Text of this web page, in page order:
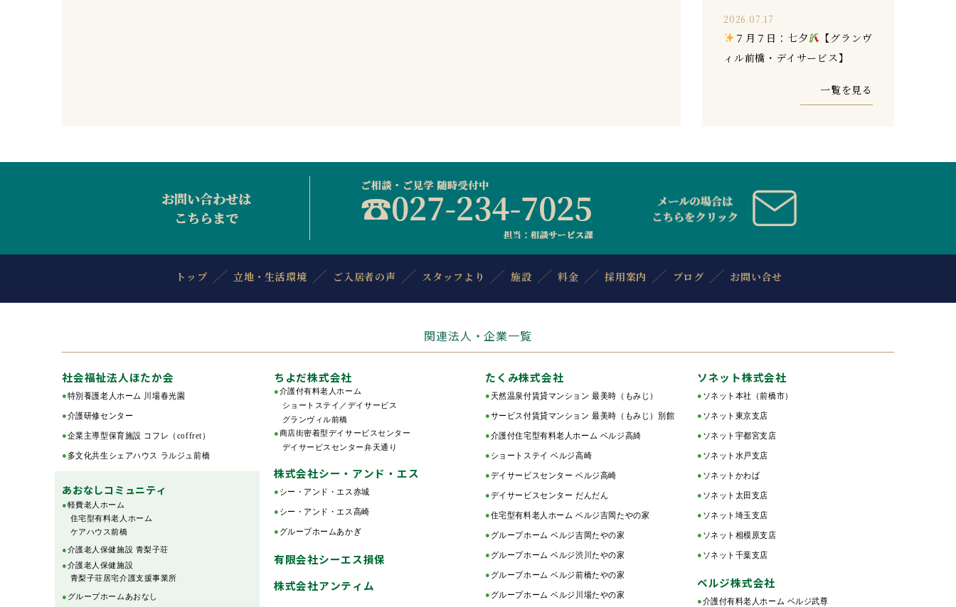
2026.07.17
７月７日：七夕
【グランヴ
ィル前橋・デイサービス】
一覧を見る
トップ 立地・生活環境 ご入居者の声 スタッフより 施設 料金 採用案内 ブログ お問い合せ
関連法人・企業一覧
社会福祉法人ほたか会
●特別養護老人ホーム 川場春光園
●介護研修センター
●企業主導型保育施設 コフレ（coffret）
● 多文化共生シェアハウス ラルジュ前橋
あおなしコミュニティ
●軽費老人ホーム
住宅型有料老人ホーム
ケアハウス前橋
●介護老人保健施設 青梨子荘
●介護老人保健施設
青梨子荘居宅介護支援事業所
● グループホームあおなし
ちよだ株式会社
●介護付有料老人ホーム
ショートステイ／デイサービス
グランヴィル前橋
●商店街密着型デイサービスセンター
デイサービスセンター弁天通り
株式会社シー・アンド・エス
● シー・アンド・エス赤城
● シー・アンド・エス高崎
● グループホームあかぎ
有限会社シーエス損保
株式会社アンティム
たくみ株式会社
● 天然温泉付賃貸マンション 最美時（もみじ）
●サービス付賃貸マンション 最美時（もみじ）別館
●介護付住宅型有料老人ホーム ベルジ高綺
● ショートステイ ベルジ高崎
●デイサービスセンター ベルジ高崎
●デイサービスセンター だんだん
●住宅型有料老人ホーム ベルジ吉岡たやの家
● グループホーム ベルジ吉岡たやの家
● グループホーム ベルジ渋川たやの家
● グループホーム ベルジ前橋たやの家
● グループホーム ベルジ川場たやの家
ソネット株式会社
● ソネット本社（前橋市）
● ソネット東京支店
● ソネット宇都宮支店
● ソネット水戸支店
● ソネットかわば
● ソネット太田支店
● ソネット埼玉支店
● ソネット相模原支店
● ソネット千葉支店
ベルジ株式会社
●介護付有料老人ホーム ベルジ武尊